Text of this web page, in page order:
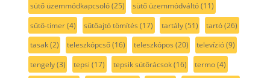
sütő üzemmódkapcsoló(25) sütő üzemmódváltó(11)
sűtő-timer(4) sűtőajtó tömítés (17) tartály(51) tartó(26)
tasak(2) teleszkópcső(16) teleszkópos (20) televízió(9)
tengely(3) tepsi (17) tepsik sütőrácsok(16) termo(4)